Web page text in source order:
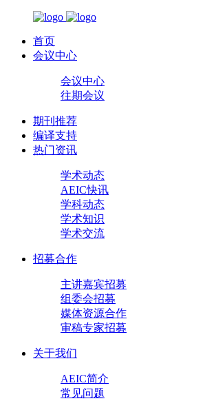
首页
会议中心
会议中心
往期会议
期刊推荐
编译支持
热门资讯
学术动态
AEIC快讯
学科动态
学术知识
学术交流
招募合作
主讲嘉宾招募
组委会招募
媒体资源合作
审稿专家招募
关于我们
AEIC简介
常见问题